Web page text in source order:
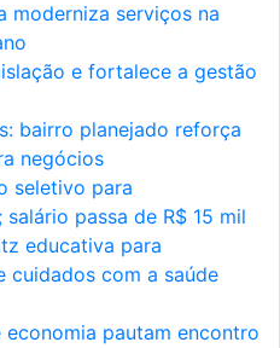
moderniza serviços na
e fortalece a gestão
bairro planejado reforça
negócios
seletivo para
passa de R$ 15 mil
educativa para
cuidados com a saúde
economia pautam encontro